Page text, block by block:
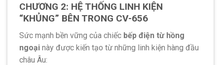
CHƯƠNG 2: HỆ THỐNG LINH KIỆN
“KHỦNG” BÊN TRONG CV-656
Sức mạnh bền vững của chiếc bếp điện từ hồng
ngoại này được kiến tạo từ những linh kiện hàng đầu
châu Âu: